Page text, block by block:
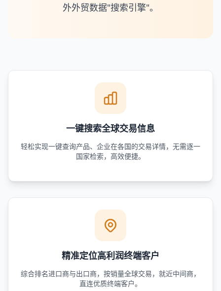
外外贸数据"搜索引擎"。
一键搜索全球交易信息
轻松实现一键查询产品、企业在各国的交易详情，无需逐一
国家检索，高效便捷。
精准定位高利润终端客户
综合排名进口商与出口商，按销量全球交易，就近中间商，
直连优质终端客户。